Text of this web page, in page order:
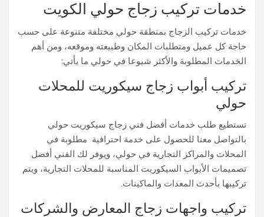
خدمات تركيب زجاج حولي​ الكويت
خدمات تركيب الزجاج بمنطقة حولي مختلفة متنوعة على حسب
حاجة كل عميل ومتطلبات المكان وطبيعته وموقعه، ومن أهم
الخدمات المطلوبة والأكثر شيوعا في حولي ما يأتي:
تركيب أبواب زجاج سيكوريت للمحلات
حولي
تستطيع طلب خدمات أفضل فني زجاج سيكوريت حولي
بالتواصل معنا للحصول على خدمة احترافية مطلوبة في
المحلات والمراكز التجارية في حولي، ويوفر لك الفني أفضل
تصميمات الأبواب السيكوريت المناسبة للمحلات التجارية، ويتم
تركيبها بأحدث المعدات والماكينات.
تركيب واجهات زجاج المعارض والشركات